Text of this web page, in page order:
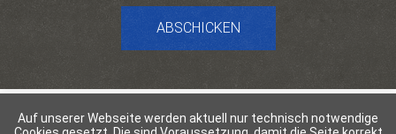
ABSCHICKEN
Auf unserer Webseite werden aktuell nur technisch notwendige